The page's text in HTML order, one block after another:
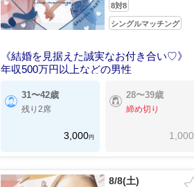
8対8
シングルマッチング
《結婚を見据えた誠実なお付き合い♡》
年収500万円以上などの男性
31〜42歳
残り2席
3,000円
28〜39歳
締め切り
1,000
8/8(土)